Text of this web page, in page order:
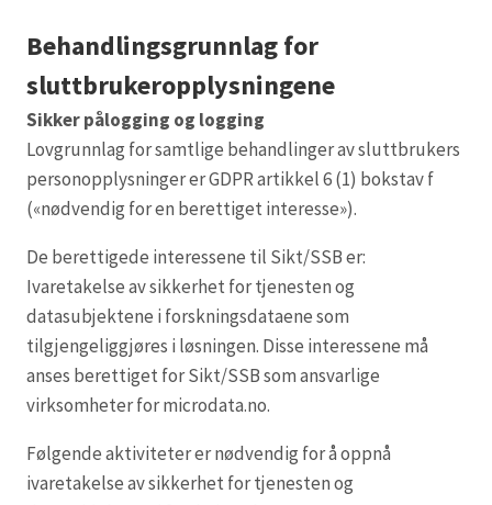
Behandlingsgrunnlag for
sluttbrukeropplysningene
Sikker pålogging og logging
Lovgrunnlag for samtlige behandlinger av sluttbrukers
personopplysninger er GDPR artikkel 6 (1) bokstav f
(«nødvendig for en berettiget interesse»).
De berettigede interessene til Sikt/SSB er:
Ivaretakelse av sikkerhet for tjenesten og
datasubjektene i forskningsdataene som
tilgjengeliggjøres i løsningen. Disse interessene må
anses berettiget for Sikt/SSB som ansvarlige
virksomheter for microdata.no.
Følgende aktiviteter er nødvendig for å oppnå
ivaretakelse av sikkerhet for tjenesten og